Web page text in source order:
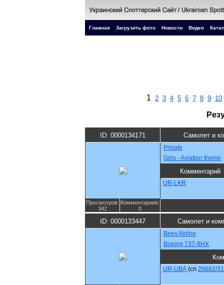
Главная Загрузить фото Новости Видео
1 2 3 4 5 6 7 8 9 10
ID: 0000134171 Самолет и
Private
Girls - Aviation theme
Комментарий
UR-LKR
Просмотров:
342
Комментариев:
0
ID: 0000133447 Самолет и
Bees Airline
Boeing 737-8HX
UR-UBA (cn 29662/